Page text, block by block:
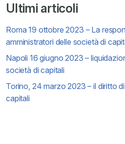
Ultimi articoli
Roma 19 ottobre 2023 – La
amministratori delle società di
Napoli 16 giugno 2023 –
società di capitali
Torino, 24 marzo 2023 – il diritto
capitali